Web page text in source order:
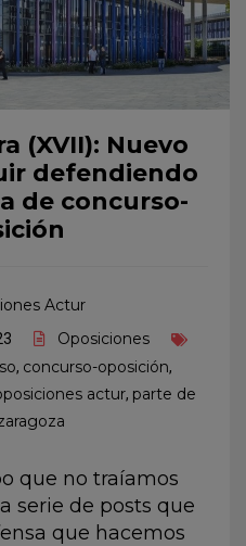
(XVII): Nuevo
defendiendo
de concurso-
Actur
Oposiciones
, concurso-oposición,
actur, parte de
que no traíamos
serie de posts que
que hacemos